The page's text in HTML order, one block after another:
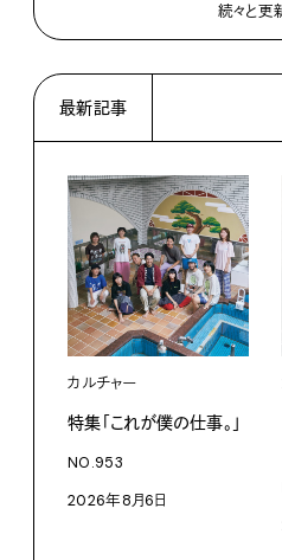
続々と更
最新記事
カルチャー
特集「これが僕の仕事。」
NO.953
2026年8月6日